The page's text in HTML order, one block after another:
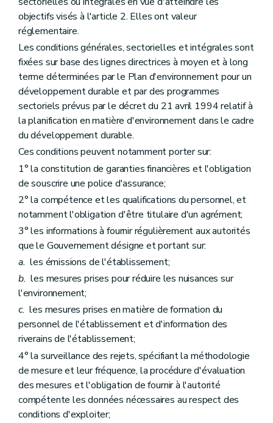
objectifs visés à l'article 2. Elles ont valeur
réglementaire.
Les conditions générales, sectorielles et intégrales sont
fixées sur base des lignes directrices à moyen et à long
terme déterminées par le Plan d'environnement pour un
développement durable et par des programmes
sectoriels prévus par le décret du 21 avril 1994 relatif à
la planification en matière d'environnement dans le cadre
du développement durable.
Ces conditions peuvent notamment porter sur:
1° la constitution de garanties financières et l'obligation
de souscrire une police d'assurance;
2° la compétence et les qualifications du personnel, et
notamment l'obligation d'être titulaire d'un agrément;
3° les informations à fournir régulièrement aux autorités
que le Gouvernement désigne et portant sur:
a. les émissions de l'établissement;
b. les mesures prises pour réduire les nuisances sur
l'environnement;
c. les mesures prises en matière de formation du
personnel de l'établissement et d'information des
riverains de l'établissement;
4° la surveillance des rejets, spécifiant la méthodologie
de mesure et leur fréquence, la procédure d'évaluation
des mesures et l'obligation de fournir à l'autorité
compétente les données nécessaires au respect des
conditions d'exploiter;